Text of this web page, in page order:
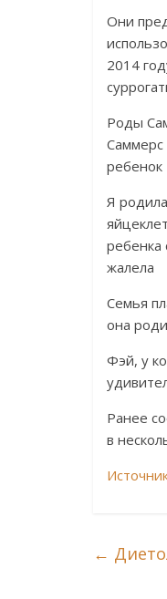
Они
2014
Роды
Я
ребенка
жалела
Семья
она
Фэй, у
Ранее
в
←